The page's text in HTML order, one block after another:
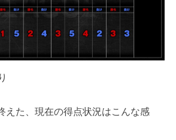
えた、現在の得点状況はこんな感